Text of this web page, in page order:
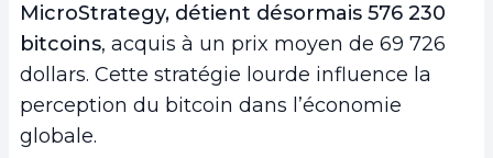
MicroStrategy, détient désormais 576 230
bitcoins, acquis à un prix moyen de 69 726
dollars. Cette stratégie lourde influence la
perception du bitcoin dans l’économie
globale.